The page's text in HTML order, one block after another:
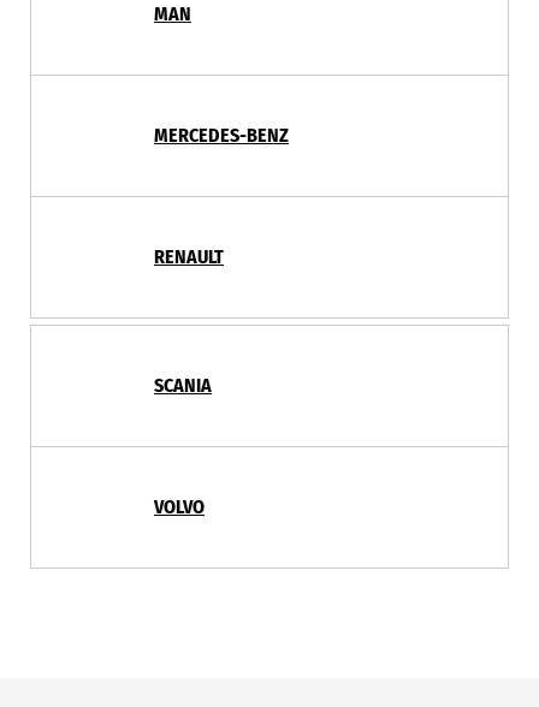
MAN
MERCEDES-BENZ
RENAULT
SCANIA
VOLVO